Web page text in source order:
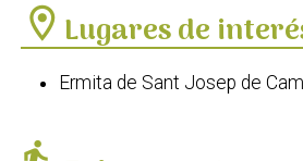
location_on Lugares de
Ermita de Sant Josep de